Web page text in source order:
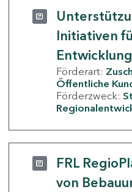
Initiativen
Entwicklung
Förderart:
Öffentliche
Förderzweck:
FRL
von